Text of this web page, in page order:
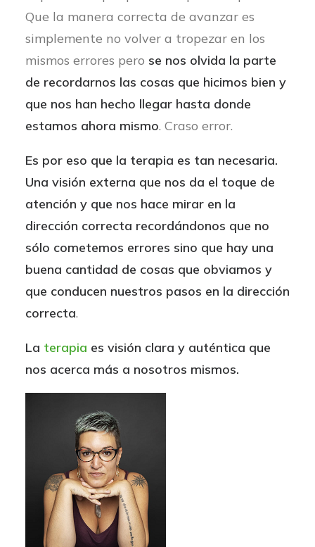
Que la manera correcta de avanzar es
simplemente no volver a tropezar en los
mismos errores pero se nos olvida la parte
de recordarnos las cosas que hicimos bien y
que nos han hecho llegar hasta donde
estamos ahora mismo. Craso error.
Es por eso que la terapia es tan necesaria.
Una visión externa que nos da el toque de
atención y que nos hace mirar en la
dirección correcta recordándonos que no
sólo cometemos errores sino que hay una
buena cantidad de cosas que obviamos y
que conducen nuestros pasos en la dirección
correcta.
La terapia es visión clara y auténtica que
nos acerca más a nosotros mismos.